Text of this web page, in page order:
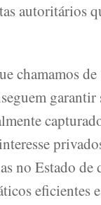
autoritários
chamamos
no Estado
eficientes